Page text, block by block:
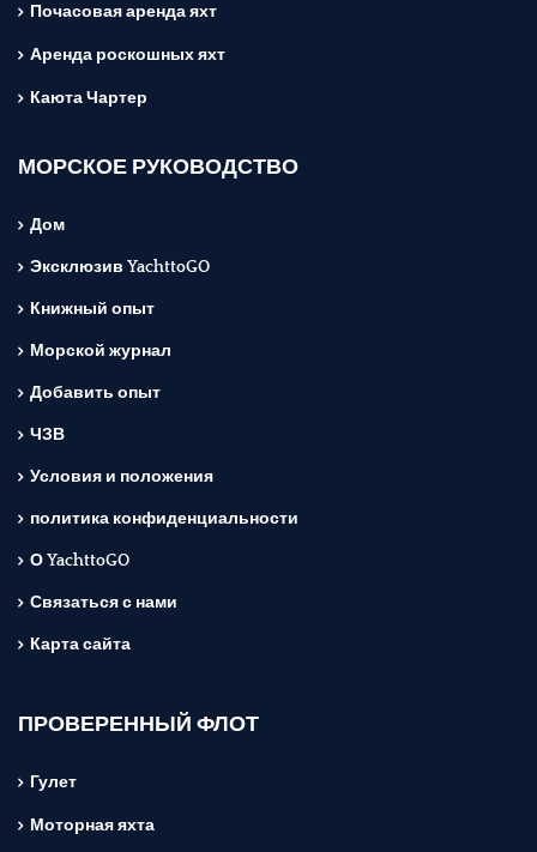
Почасовая аренда яхт
Аренда роскошных яхт
Каюта Чартер
МОРСКОЕ РУКОВОДСТВО
Дом
Эксклюзив YachttoGO
Книжный опыт
Морской журнал
Добавить опыт
ЧЗВ
Условия и положения
политика конфиденциальности
О YachttoGO
Связаться с нами
Карта сайта
ПРОВЕРЕННЫЙ ФЛОТ
Гулет
Моторная яхта